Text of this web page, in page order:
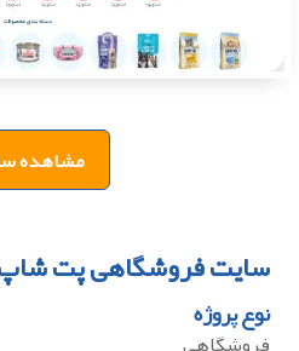
مشاهده
سایت فروشگاهی پت
نوع پروژه